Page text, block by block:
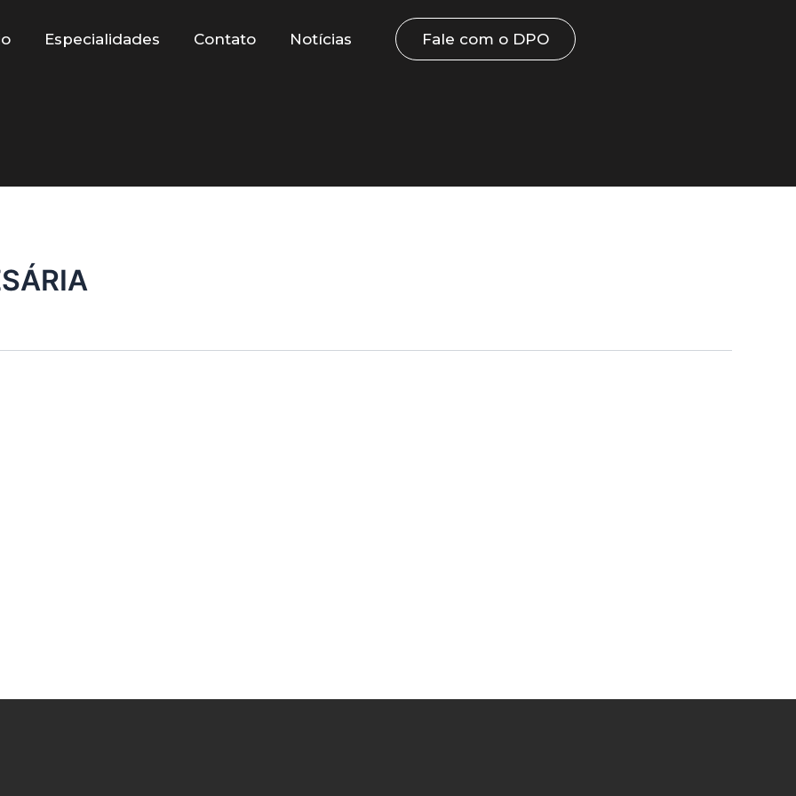
Especialidades Contato Notícias Fale com o DPO